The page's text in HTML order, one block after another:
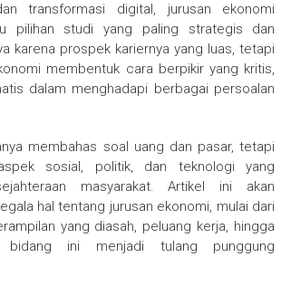
transformasi digital, jurusan ekonomi
pilihan studi yang paling strategis dan
karena prospek kariernya yang luas, tetapi
membentuk cara berpikir yang kritis,
dalam menghadapi berbagai persoalan
membahas soal uang dan pasar, tetapi
sosial, politik, dan teknologi yang
masyarakat. Artikel ini akan
hal tentang jurusan ekonomi, mulai dari
yang diasah, peluang kerja, hingga
bidang ini menjadi tulang punggung